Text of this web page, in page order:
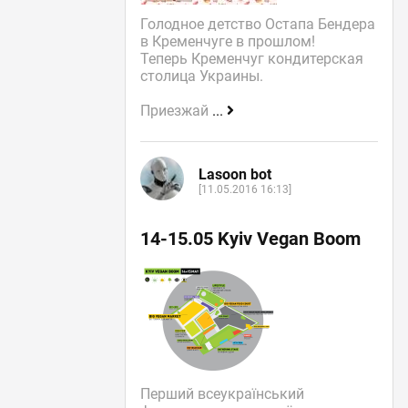
Голодное детство Остапа Бендера
в Кременчуге в прошлом!
Теперь Кременчуг кондитерская
столица Украины.
Приезжай ...
Lasoon bot
[11.05.2016 16:13]
14-15.05 Kyiv Vegan Boom
Перший всеукраїнський